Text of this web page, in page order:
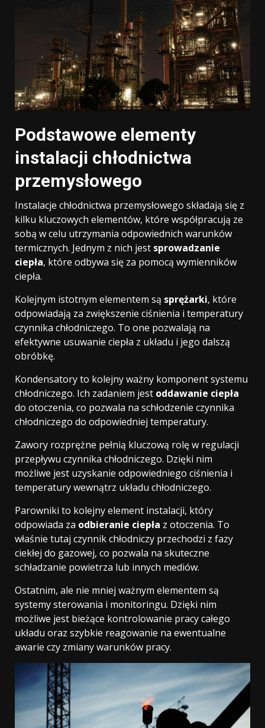
Podstawowe elementy
instalacji chłodnictwa
przemysłowego
Instalacje chłodnictwa przemysłowego składają się z
kilku kluczowych elementów, które współpracują ze
sobą w celu utrzymania odpowiednich warunków
termicznych. Jednym z nich jest sprowadzanie
ciepła, które odbywa się za pomocą wymienników
ciepła.
Kolejnym istotnym elementem są sprężarki, które
odpowiadają za zwiększenie ciśnienia i temperatury
czynnika chłodniczego. To one pozwalają na
efektywne usuwanie ciepła z układu i jego dalszą
obróbkę.
Kondensatory to kolejny ważny komponent systemu
chłodniczego. Ich zadaniem jest oddawanie ciepła
do otoczenia, co pozwala na schłodzenie czynnika
chłodniczego do odpowiedniej temperatury.
Zawory rozprężne pełnią kluczową rolę w regulacji
przepływu czynnika chłodniczego. Dzięki nim
możliwe jest uzyskanie odpowiedniego ciśnienia i
temperatury wewnątrz układu chłodniczego.
Parowniki to kolejny element instalacji, który
odpowiada za odbieranie ciepła z otoczenia. To
właśnie tutaj czynnik chłodniczy przechodzi z fazy
ciekłej do gazowej, co pozwala na skuteczne
schładzanie powietrza lub innych mediów.
Ostatnim, ale nie mniej ważnym elementem są
systemy sterowania i monitoringu. Dzięki nim
możliwe jest bieżące kontrolowanie pracy całego
układu oraz szybkie reagowanie na ewentualne
awarie czy zmiany warunków pracy.